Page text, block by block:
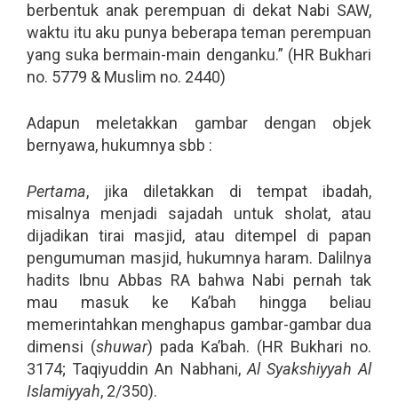
berbentuk anak perempuan di dekat Nabi SAW,
waktu itu aku punya beberapa teman perempuan
yang suka bermain-main denganku.” (HR Bukhari
no. 5779 & Muslim no. 2440)
Adapun meletakkan gambar dengan objek
bernyawa, hukumnya sbb :
Pertama, jika diletakkan di tempat ibadah,
misalnya menjadi sajadah untuk sholat, atau
dijadikan tirai masjid, atau ditempel di papan
pengumuman masjid, hukumnya haram. Dalilnya
hadits Ibnu Abbas RA bahwa Nabi pernah tak
mau masuk ke Ka’bah hingga beliau
memerintahkan menghapus gambar-gambar dua
dimensi (shuwar) pada Ka’bah. (HR Bukhari no.
3174; Taqiyuddin An Nabhani, Al Syakshiyyah Al
Islamiyyah, 2/350).